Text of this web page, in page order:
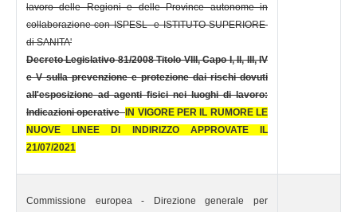
lavoro delle Regioni e delle Province autonome in
collaborazione con ISPESL e ISTITUTO SUPERIORE
di SANITA'
Decreto Legislativo 81/2008 Titolo VIII, Capo I, II, III, IV
e V sulla prevenzione e protezione dai rischi dovuti
all'esposizione ad agenti fisici nei luoghi di lavoro:
Indicazioni operative IN VIGORE PER IL RUMORE LE
NUOVE LINEE DI INDIRIZZO APPROVATE IL
21/07/2021
Commissione europea - Direzione generale per